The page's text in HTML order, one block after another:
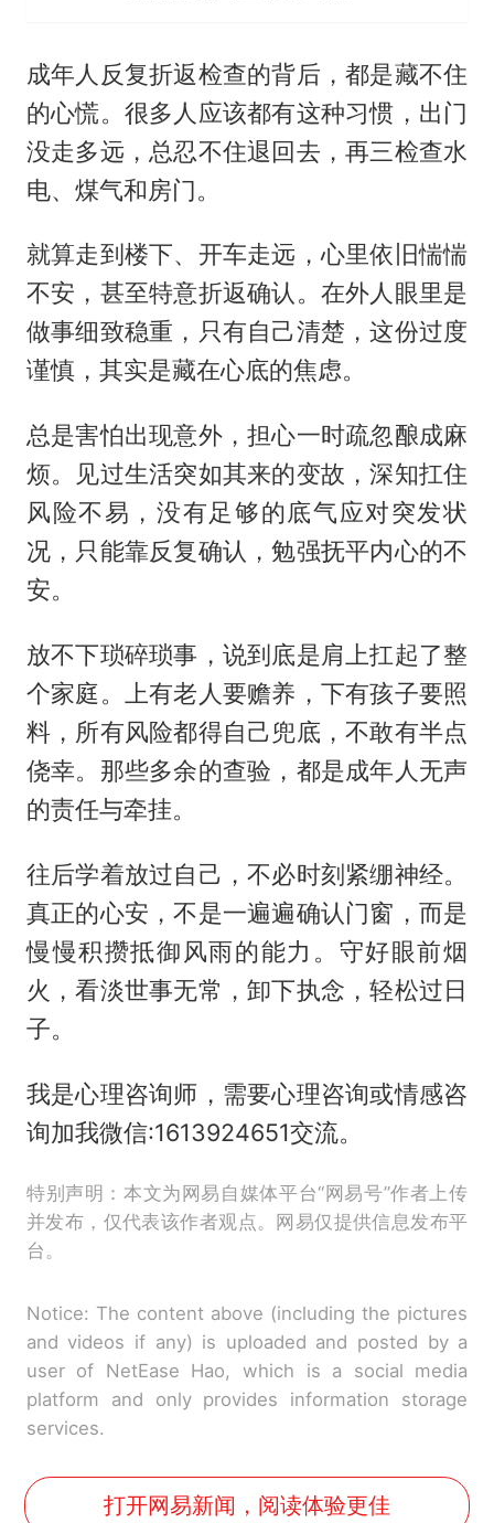
成年人反复折返检查的背后，都是藏不住
的心慌。很多人应该都有这种习惯，出门
没走多远，总忍不住退回去，再三检查水
电、煤气和房门。
就算走到楼下、开车走远，心里依旧惴惴
不安，甚至特意折返确认。在外人眼里是
做事细致稳重，只有自己清楚，这份过度
谨慎，其实是藏在心底的焦虑。
总是害怕出现意外，担心一时疏忽酿成麻
烦。见过生活突如其来的变故，深知扛住
风险不易，没有足够的底气应对突发状
况，只能靠反复确认，勉强抚平内心的不
安。
放不下琐碎琐事，说到底是肩上扛起了整
个家庭。上有老人要赡养，下有孩子要照
料，所有风险都得自己兜底，不敢有半点
侥幸。那些多余的查验，都是成年人无声
的责任与牵挂。
往后学着放过自己，不必时刻紧绷神经。
真正的心安，不是一遍遍确认门窗，而是
慢慢积攒抵御风雨的能力。守好眼前烟
火，看淡世事无常，卸下执念，轻松过日
子。
我是心理咨询师，需要心理咨询或情感咨
询加我微信:1613924651交流。
特别声明：本文为网易自媒体平台“网易号”作者上传
并发布，仅代表该作者观点。网易仅提供信息发布平
台。
Notice: The content above (including the pictures
and videos if any) is uploaded and posted by a
user of NetEase Hao, which is a social media
platform and only provides information storage
services.
打开网易新闻，阅读体验更佳